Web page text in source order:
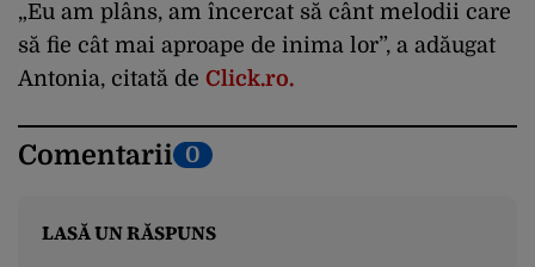
„Eu am plâns, am încercat să cânt melodii care
să fie cât mai aproape de inima lor”, a adăugat
Antonia, citată de Click.ro.
Comentarii 0
LASĂ UN RĂSPUNS